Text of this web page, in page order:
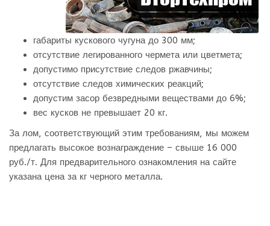
габариты кускового чугуна до 300 мм;
отсутствие легированного чермета или цветмета;
допустимо присутствие следов ржавчины;
отсутствие следов химических реакций;
допустим засор безвредными веществами до 6%;
вес кусков не превышает 20 кг.
За лом, соответствующий этим требованиям, мы можем
предлагать высокое вознаграждение – свыше 16 000
руб./т. Для предварительного ознакомления на сайте
указана цена за кг черного металла.